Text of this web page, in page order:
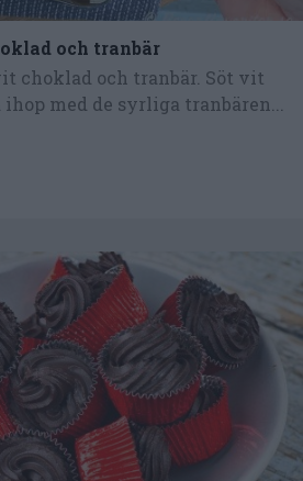
och tranbär
choklad och tranbär. Söt vit
med de syrliga tranbären...